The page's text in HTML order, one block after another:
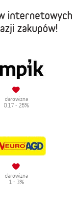
internetowych
zakupów!
darowizna
0.17 - 25%
darowizna
1 - 3%